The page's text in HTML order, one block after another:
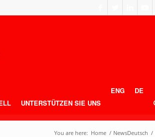
UNTERSTÜTZEN SIE UNS
ENG DE
You are here: Home / NewsDeutsch /